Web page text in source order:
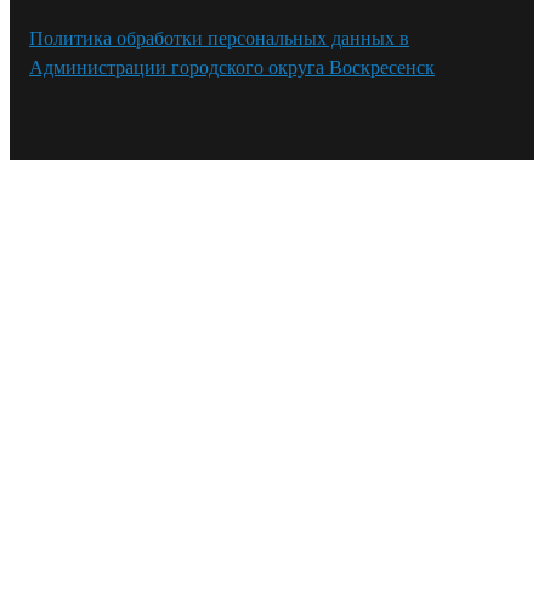
Политика обработки персональных данных в
Администрации городского округа Воскресенск